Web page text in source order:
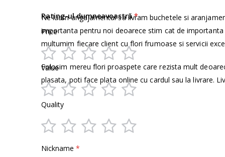
Ne luam angajamentul sa livram buchetele si
importanta pentru noi deoarece stim cat de
multumim fiecare client cu flori frumoase si servicii
Folosim mereu flori proaspete care rezista mult
plasata, poti face plata online cu cardul sau la livrare.
Rating-ul dumneavoastră
Price
1
star
2
stars
3
stars
4
stars
5
stars
Value
1
2
3
4
5
Quality
star
stars
stars
stars
stars
Nickname